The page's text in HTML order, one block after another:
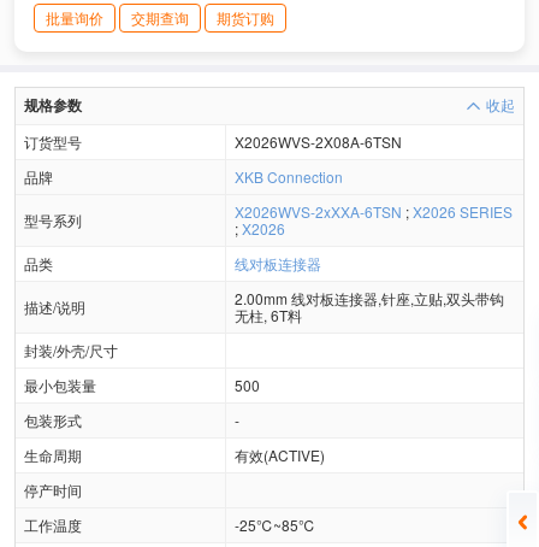
批量询价
交期查询 期货订购
规格参数 收起
订货型号
X2026WVS-2X08A-6TSN
品牌
XKB Connection
型号系列 X2026WVS-2xXXA-6TSN ;X2026 SERIES
;X2026
品类
线对板连接器
描述/说明
2.00mm 线对板连接器,针座,立贴,双头带钩
无柱, 6T料
封装/外壳/尺寸
最小包装量
500
包装形式
-
生命周期
有效(ACTIVE)
停产时间
工作温度
-25℃~85℃